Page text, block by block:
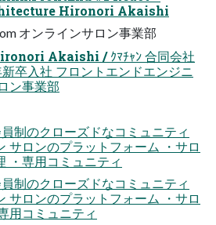
Hironori Akaishi
オンラインサロン事業部
Akaishi / ｸﾏﾁｬﾝ 合同会社
卒入社 フロントエンドエンジニ
ン事業部
制のクローズドなコミュニティ
サロンのプラットフォーム ・サロ
・専用コミュニティ
制のクローズドなコミュニティ
サロンのプラットフォーム ・サロ
用コミュニティ